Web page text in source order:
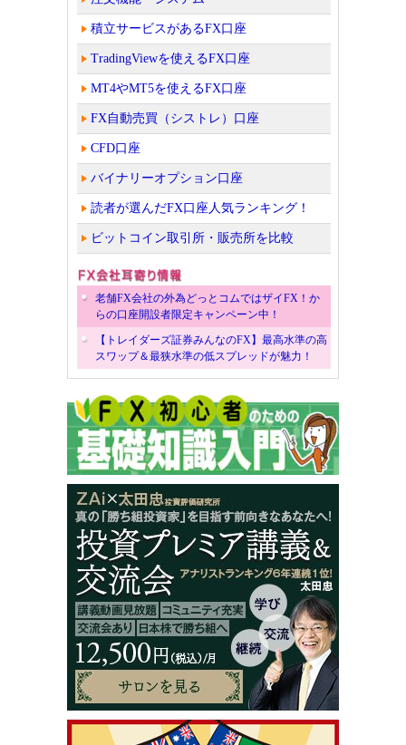
積立サービスがあるFX口座
TradingViewを使えるFX口座
MT4やMT5を使えるFX口座
FX自動売買（シストレ）口座
CFD口座
バイナリーオプション口座
読者が選んだFX口座人気ランキング！
ビットコイン取引所・販売所を比較
老舗FX会社の外為どっとコムではザイFX！か
らの口座開設者限定キャンペーン中！
【トレイダーズ証券みんなのFX】最高水準の高
スワップ＆最狭水準の低スプレッドが魅力！